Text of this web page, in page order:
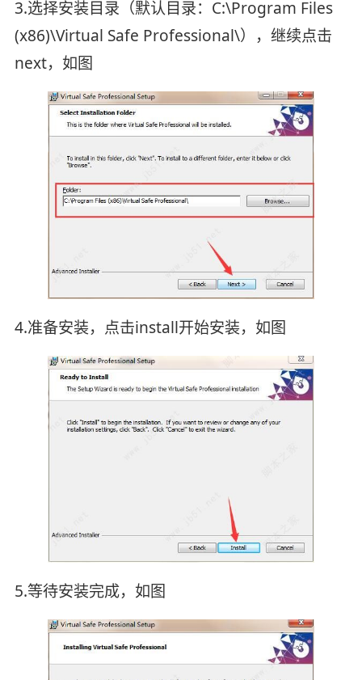
3.选择安装目录（默认目录：C:\Program Files
(x86)\Virtual Safe Professional\），继续点击
next，如图
4.准备安装，点击install开始安装，如图
5.等待安装完成，如图